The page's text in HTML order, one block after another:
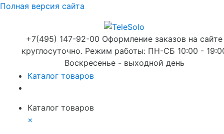
Полная версия сайта
+7(495) 147-92-00 Оформление заказов на сайте
круглосуточно. Режим работы: ПН-СБ 10:00 -
Воскресенье - выходной день
Каталог товаров
Каталог товаров
×